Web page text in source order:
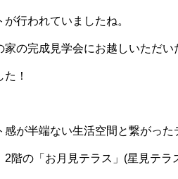
行われていましたね。
の完成見学会にお越しいただい
！
が半端ない生活空間と繋がった
階の「お月見テラス」(星見テラ